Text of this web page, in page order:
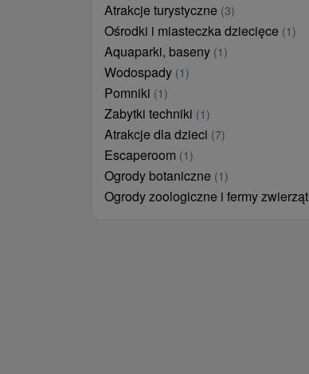
Atrakcje turystyczne (3)
Ośrodki i miasteczka dziecięce (1)
Aquaparki, baseny (1)
Wodospady (1)
Pomniki (1)
Zabytki techniki (1)
Atrakcje dla dzieci (7)
Escaperoom (1)
Ogrody botaniczne (1)
Ogrody zoologiczne i fermy zwierząt